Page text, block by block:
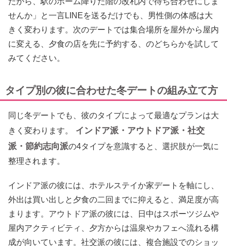
せんか」と一言LINEを送るだけでも、男性側の体感は大
きく変わります。次のデートでは集合場所を屋外から屋内
に変える、夕食の店を先に予約する、のどちらかを試して
みてください。
タイプ別の彼に合わせた冬デートの組み立て方
同じ冬デートでも、彼のタイプによって最適なプランは大
きく変わります。
インドア派・アウトドア派・社交
派・節約志向派の4タイプを意識すると、選択肢が一気に
整理されます。
インドア派の彼には、ホテルステイか家デートを軸にし、
外出は買い出しと夕食の二回までに抑えると、満足度が高
まります。アウトドア派の彼には、日中はスポーツジムや
屋内アクティビティ、夕方からは温泉やカフェへ流れる構
成が向いています。社交派の彼には、複合施設でのショッ